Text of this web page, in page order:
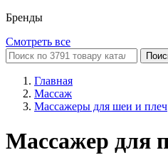
Бренды
Смотреть все
Главная
Массаж
Массажеры для шеи и плеч
Массажер для